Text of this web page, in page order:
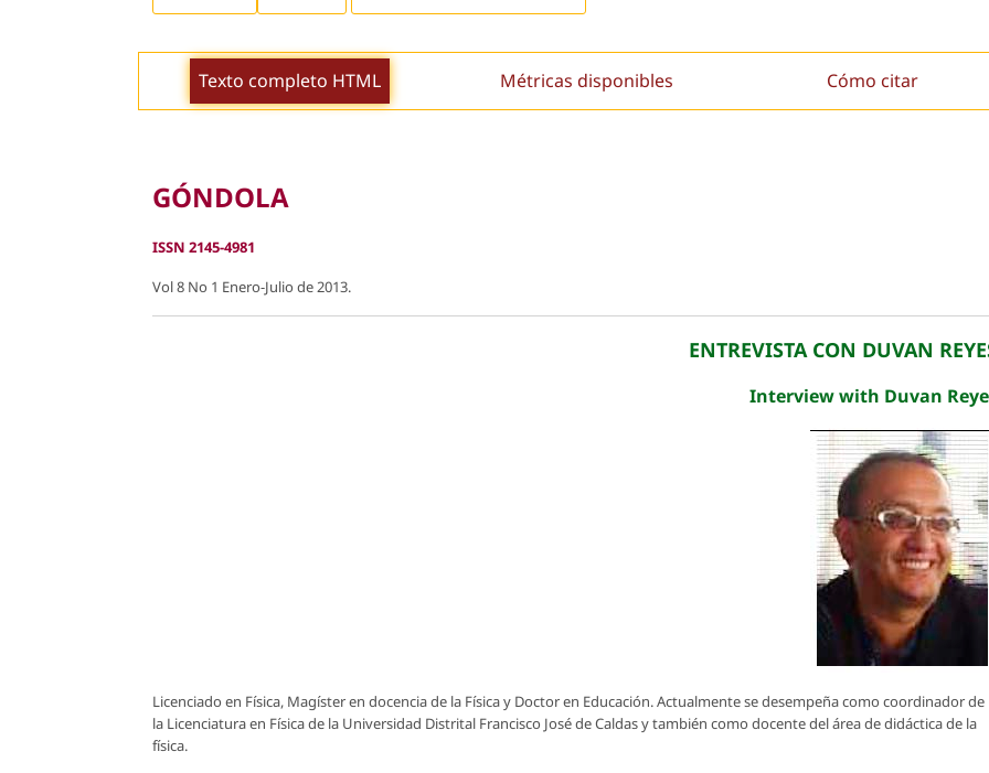
Texto completo HTML Métricas disponibles Cómo citar
GÓNDOLA
ISSN 2145-4981
Vol 8 No 1 Enero-Julio de 2013.
ENTREVISTA CON DUVAN
Interview with Duvan
Licenciado en Física, Magíster en docencia de la Física y Doctor en Educación. Actualmente se desempeña como coordinador de
la Licenciatura en Física de la Universidad Distrital Francisco José de Caldas y también como docente del área de didáctica de la
física.